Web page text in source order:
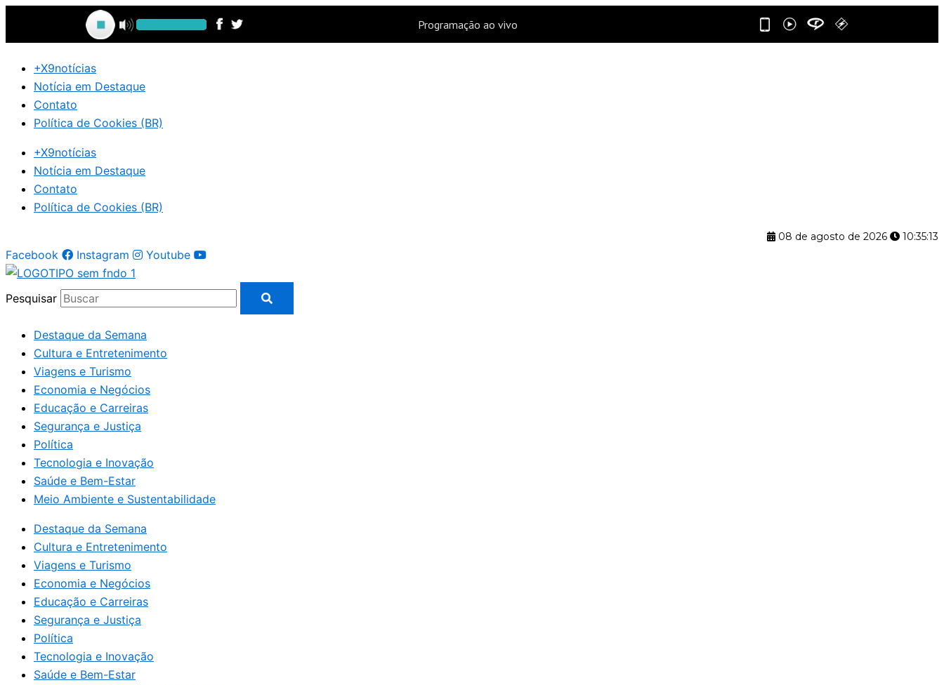
Ir
o
conteúdo+X9notícias
Notícia em Destaque
Contato
Política de Cookies (BR)
+X9notícias
Notícia em Destaque
Contato
Política de Cookies (BR)
08 de agosto de 2026 10:35:14
Facebook Instagram Youtube
Pesquisar
Destaque da Semana
Cultura e Entretenimento
Viagens e Turismo
Economia e Negócios
Educação e Carreiras
Segurança e Justiça
Política
Tecnologia e Inovação
Saúde e Bem-Estar
Meio Ambiente e Sustentabilidade
Destaque da Semana
Cultura e Entretenimento
Viagens e Turismo
Economia e Negócios
Educação e Carreiras
Segurança e Justiça
Política
Tecnologia e Inovação
Saúde e Bem-Estar